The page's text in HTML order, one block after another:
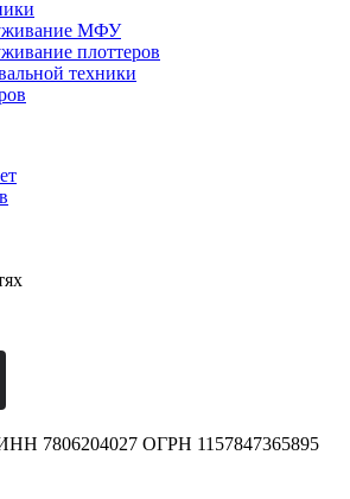
МФУ
плоттеров
техники
7806204027 ОГРН 1157847365895